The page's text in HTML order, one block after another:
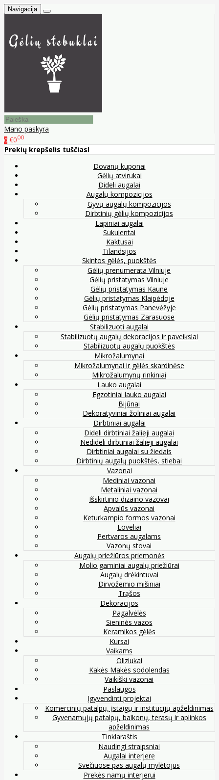
Navigacija
Mano paskyra
0 €000
Prekių krepšelis tuščias!
Dovanų kuponai
Gėlių atvirukai
Dideli augalai
Augalų kompozicijos
Gyvų augalų kompozicijos
Dirbtinių gėlių kompozicijos
Lapiniai augalai
Sukulentai
Kaktusai
Tilandsijos
Skintos gėlės, puokštės
Gėlių prenumerata Vilniuje
Gėlių pristatymas Vilniuje
Gėlių pristatymas Kaune
Gėlių pristatymas Klaipėdoje
Gėlių pristatymas Panevėžyje
Gėlių pristatymas Zarasuose
Stabilizuoti augalai
Stabilizuotų augalų dekoracijos ir paveikslai
Stabilizuotų augalų puokštės
Mikrožalumynai
Mikrožalumynai ir gėlės skardinėse
Mikrožalumynų rinkiniai
Lauko augalai
Egzotiniai lauko augalai
Bijūnai
Dekoratyviniai žoliniai augalai
Dirbtiniai augalai
Dideli dirbtiniai žalieji augalai
Nedideli dirbtiniai žalieji augalai
Dirbtiniai augalai su žiedais
Dirbtinių augalų puokštės, stiebai
Vazonai
Mediniai vazonai
Metaliniai vazonai
Išskirtinio dizaino vazovai
Apvalūs vazonai
Keturkampio formos vazonai
Loveliai
Pertvaros augalams
Vazonų stovai
Augalų priežiūros priemonės
Molio gaminiai augalų priežiūrai
Augalų drėkintuvai
Dirvožemio mišiniai
Trąšos
Dekoracijos
Pagalvėlės
Sieninės vazos
Keramikos gėlės
Kursai
Vaikams
Oliziukai
Kakės Makės sodolendas
Vaikiški vazonai
Paslaugos
Įgyvendinti projektai
Komercinių patalpų, įstaigų ir institucijų apželdinimas
Gyvenamųjų patalpų, balkonų, terasų ir aplinkos
apželdinimas
Tinklaraštis
Naudingi straipsniai
Augalai interjere
Svečiuose pas augalų mylėtojus
Prekės namų interjerui